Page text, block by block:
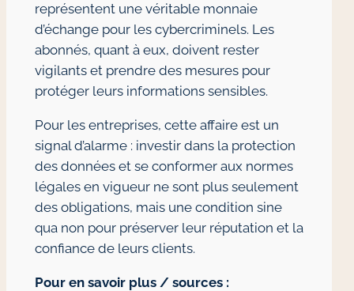
représentent une véritable monnaie
d’échange pour les cybercriminels. Les
abonnés, quant à eux, doivent rester
vigilants et prendre des mesures pour
protéger leurs informations sensibles.
Pour les entreprises, cette affaire est un
signal d’alarme : investir dans la protection
des données et se conformer aux normes
légales en vigueur ne sont plus seulement
des obligations, mais une condition sine
qua non pour préserver leur réputation et la
confiance de leurs clients.
Pour en savoir plus / sources :